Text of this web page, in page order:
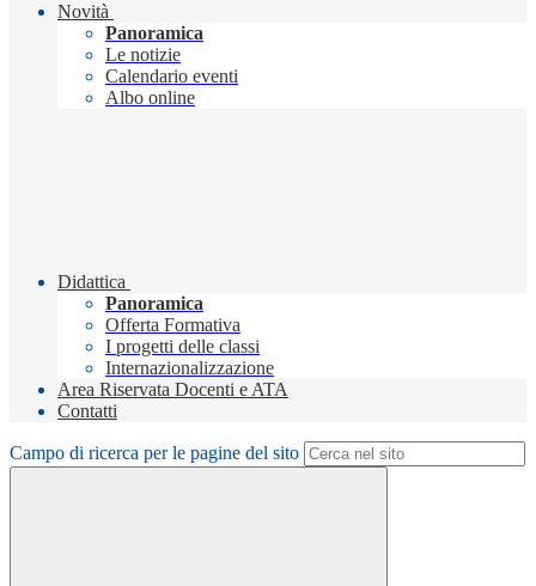
Novità
Panoramica
Le notizie
Calendario eventi
Albo online
Didattica
Panoramica
Offerta Formativa
I progetti delle classi
Internazionalizzazione
Area Riservata Docenti e ATA
Contatti
Campo di ricerca per le pagine del sito